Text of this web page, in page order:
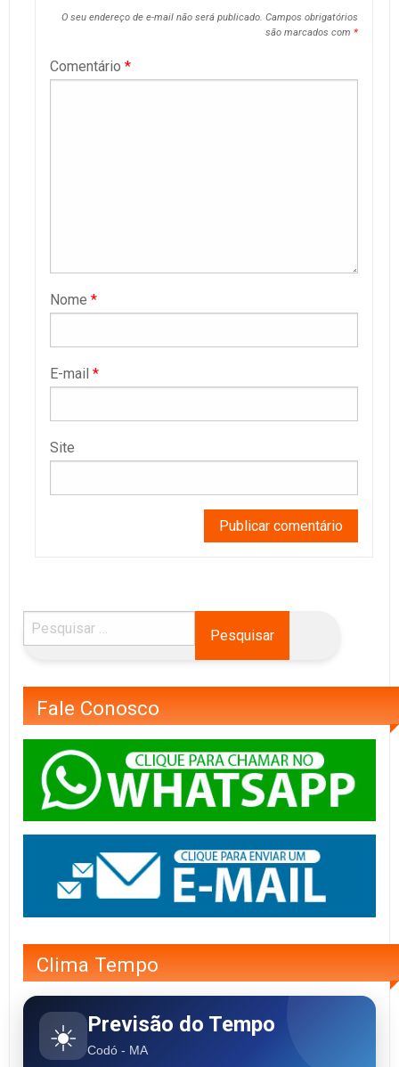
O seu endereço de e-mail não será publicado. Campos obrigatórios
são marcados com *
Comentário *
Nome *
E-mail *
Site
Fale Conosco
Clima Tempo
☀️ Previsão do Tempo
Codó - MA